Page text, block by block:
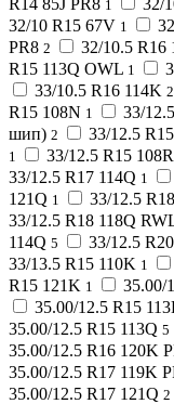
1
32/10 R15 67V 1
PR8 2 32/10.5 R16
R15 113Q OWL 1
33/10.5 R16 114K 2
R15 108N 1 33/
шип) 2 33/12.5
1 33/12.5 R15
33/12.5 R17 114Q 1
121Q 1 33/12.5
33/12.5 R18 118Q
114Q 5 33/12.5
33/13.5 R15 110K 1
R15 121K 1 35.00/
35.00/12.5 R15
35.00/12.5 R15 113Q 5
35.00/12.5 R16 120K
35.00/12.5 R17 119K
35.00/12.5 R17 121Q 2